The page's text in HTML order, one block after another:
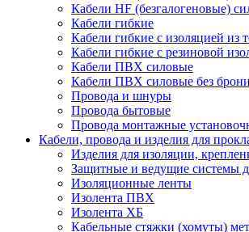
Кабели HF (безгалогеновые)
Кабели гибкие
Кабели гибкие с изоляцией из
Кабели гибкие с резиновой
Кабели ПВХ силовые
Кабели ПВХ силовые без брони
Провода и шнуры
Провода бытовые
Провода монтажные
Кабели, провода и изделия для
Изделия для изоляции,
Защитные и ведущие системы
Изоляционные ленты
Изолента ПВХ
Изолента ХБ
Кабельные стяжки (хомуты)